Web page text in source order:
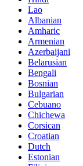
Lao
Albanian
Amharic
Armenian
Azerbaijani
Belarusian
Bengali
Bosnian
Bulgarian
Cebuano
Chichewa
Corsican
Croatian
Dutch
Estonian